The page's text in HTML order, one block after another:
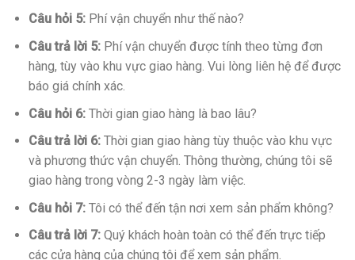
Câu hỏi 5:Phí vận chuyển như thế nào?
Câu trả lời 5:Phí vận chuyển được tính theo từng đơn
hàng, tùy vào khu vực giao hàng. Vui lòng liên hệ để được
báo giá chính xác.
Câu hỏi 6:Thời gian giao hàng là bao lâu?
Câu trả lời 6:Thời gian giao hàng tùy thuộc vào khu vực
và phương thức vận chuyển. Thông thường, chúng tôi sẽ
giao hàng trong vòng 2-3 ngày làm việc.
Câu hỏi 7:Tôi có thể đến tận nơi xem sản phẩm không?
Câu trả lời 7:Quý khách hoàn toàn có thể đến trực tiếp
các cửa hàng của chúng tôi để xem sản phẩm.